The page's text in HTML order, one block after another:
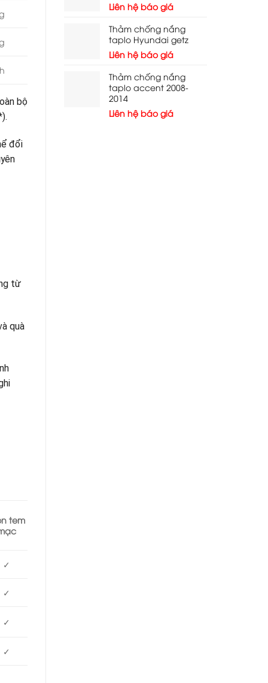
bộ
đổi
từ
quà
tem
✓
✓
✓
✓
Liên hệ báo giá
Thảm chống nắng
taplo Hyundai getz
Liên hệ báo giá
Thảm chống nắng
taplo accent 2008-
2014
Liên hệ báo giá